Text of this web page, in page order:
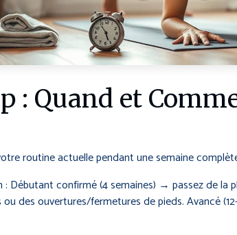
: Quand et
routine actuelle pendant une semaine
: Débutant confirmé (4 semaines) → passez de
des ouvertures/fermetures de pieds. Avancé